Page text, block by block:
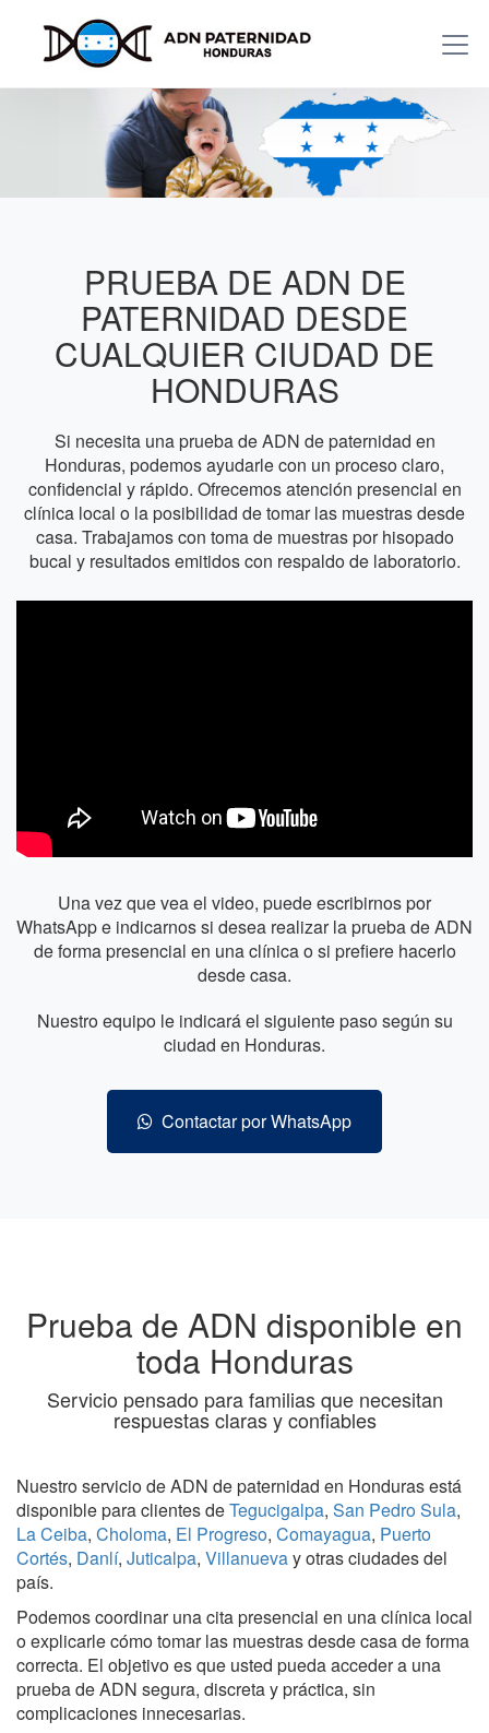
PRUEBA DE ADN DE
PATERNIDAD DESDE
CUALQUIER CIUDAD DE
HONDURAS
Si necesita una prueba de ADN de paternidad en
Honduras, podemos ayudarle con un proceso claro,
confidencial y rápido. Ofrecemos atención presencial en
clínica local o la posibilidad de tomar las muestras desde
casa. Trabajamos con toma de muestras por hisopado
bucal y resultados emitidos con respaldo de laboratorio.
Una vez que vea el video, puede escribirnos por
WhatsApp e indicarnos si desea realizar la prueba de ADN
de forma presencial en una clínica o si prefiere hacerlo
desde casa.
Nuestro equipo le indicará el siguiente paso según su
ciudad en Honduras.
Contactar por WhatsApp
Prueba de ADN disponible en
toda Honduras
Servicio pensado para familias que necesitan
respuestas claras y confiables
Nuestro servicio de ADN de paternidad en Honduras está
disponible para clientes deTegucigalpa, San Pedro Sula,
La Ceiba, Choloma, El Progreso, Comayagua, Puerto
Cortés, Danlí, Juticalpa, Villanuevay otras ciudades del
país.
Podemos coordinar una cita presencial en una clínica local
o explicarle cómo tomar las muestras desde casa de forma
correcta. El objetivo es que usted pueda acceder a una
prueba de ADN segura, discreta y práctica, sin
complicaciones innecesarias.